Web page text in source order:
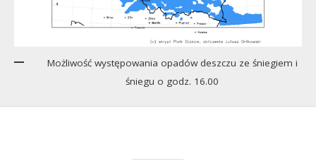
Możliwość występowania opadów deszczu ze śniegiem i
śniegu o godz. 16.00